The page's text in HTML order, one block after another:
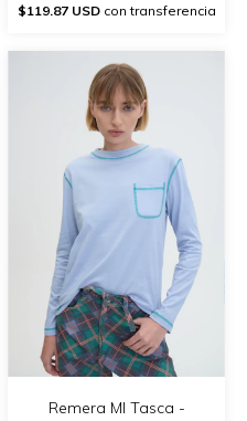
$119.87 USDcon transferencia
Remera Ml Tasca -